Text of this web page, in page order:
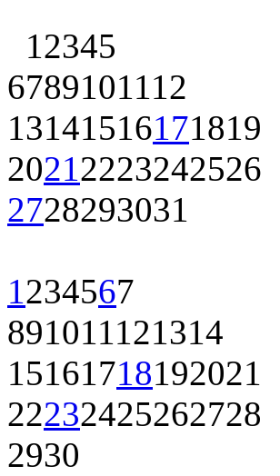
12345
6789101112
13141516171819
20212223242526
2728293031
1234567
891011121314
15161718192021
22232425262728
2930